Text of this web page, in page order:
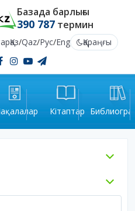
Базада барлығы
390 787термин
Қаз/Qaz/Рус/Eng
Қараңғы
Кітаптар